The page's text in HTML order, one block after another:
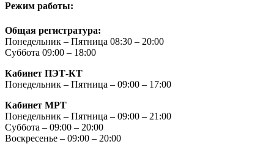
Режим работы:
Общая регистратура:
Понедельник – Пятница 08:30 – 20:00
Суббота 09:00 – 18:00
Кабинет ПЭТ-КТ
Понедельник – Пятница – 09:00 – 17:00
Кабинет МРТ
Понедельник – Пятница – 09:00 – 21:00
Суббота – 09:00 – 20:00
Воскресенье – 09:00 – 20:00